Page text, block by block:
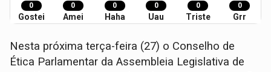
0
Gostei
0
Amei
0
Haha
0
Uau
0
Triste
0
Grr
Nesta próxima terça-feira (27) o Conselho de
Ética Parlamentar da Assembleia Legislativa de